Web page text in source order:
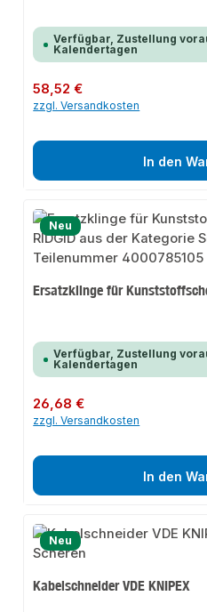
Verfügbar, Zustellung
Kalendertagen
Regulärer Preis:
58,52 €
zzgl. Versandkosten
In den
Neu
Ersatzklinge für
Verfügbar, Zustellung
Kalendertagen
Regulärer Preis:
26,68 €
zzgl. Versandkosten
In den
Neu
Kabelschneider VDE KNIPEX